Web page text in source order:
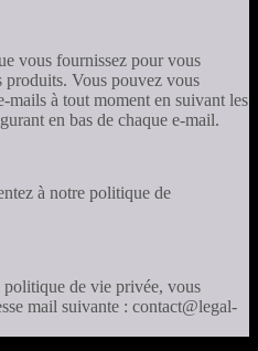
vous fournissez pour vous
produits. Vous pouvez vous
mails à tout moment en suivant les
en bas de chaque e-mail.
à notre politique de
politique de vie privée, vous
mail suivante : contact@legal-